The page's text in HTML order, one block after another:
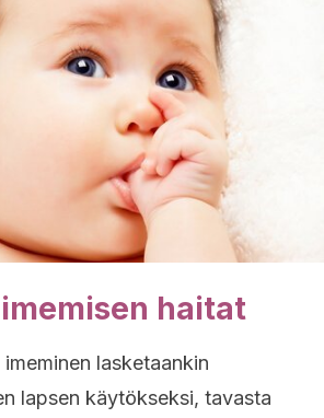
haitat
lasketaankin
lapsen käytökseksi, tavasta